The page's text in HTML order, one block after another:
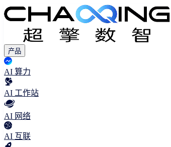
产品
AI 算力
AI 工作站
AI 网络
AI 互联